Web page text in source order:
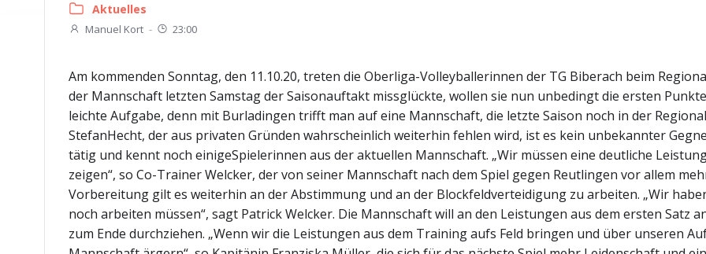
Aktuelles
Manuel Kort - 23:00
Am kommenden Sonntag, den 11.10.20, treten die Oberliga-Volleyballerinnen der TG Biberach beim
der Mannschaft letzten Samstag der Saisonauftakt missglückte, wollen sie nun unbedingt die ersten
leichte Aufgabe, denn mit Burladingen trifft man auf eine Mannschaft, die letzte Saison noch in der
StefanHecht, der aus privaten Gründen wahrscheinlich weiterhin fehlen wird, ist es kein unbekannter
tätig und kennt noch einigeSpielerinnen aus der aktuellen Mannschaft. „Wir müssen eine deutliche
zeigen“, so Co-Trainer Welcker, der von seiner Mannschaft nach dem Spiel gegen Reutlingen vor allem
Vorbereitung gilt es weiterhin an der Abstimmung und an der Blockfeldverteidigung zu arbeiten. „Wir
noch arbeiten müssen“, sagt Patrick Welcker. Die Mannschaft will an den Leistungen aus dem ersten Satz
zum Ende durchziehen. „Wenn wir die Leistungen aus dem Training aufs Feld bringen und über unseren